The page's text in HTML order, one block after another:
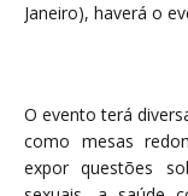
Janeiro), haverá o
O evento terá
como mesas
expor questões